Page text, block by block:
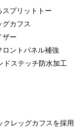
プリットトー
カフス
ザー
ントパネル補強
ドステッチ防水加工
クレッグカフスを採用